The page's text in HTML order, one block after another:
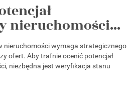
nieruchomości...
nieruchomości wymaga strategicznego
ofert. Aby trafnie ocenić potencjał
niezbędna jest weryfikacja stanu